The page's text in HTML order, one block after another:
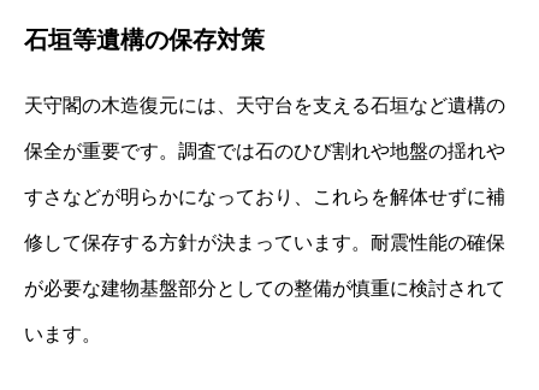
石垣等遺構の保存対策
天守閣の木造復元には、天守台を支える石垣など遺構の
保全が重要です。調査では石のひび割れや地盤の揺れや
すさなどが明らかになっており、これらを解体せずに補
修して保存する方針が決まっています。耐震性能の確保
が必要な建物基盤部分としての整備が慎重に検討されて
います。